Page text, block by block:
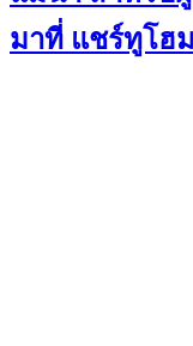
มาที่ แชร์ทูโฮ